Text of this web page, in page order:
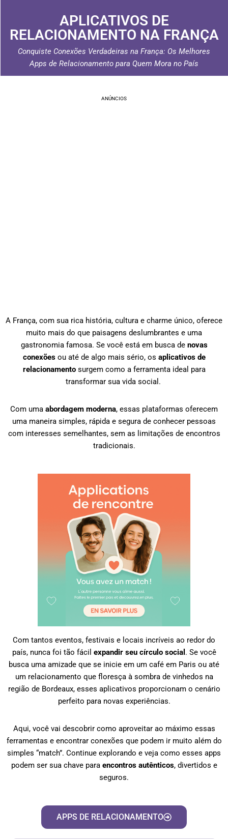
APLICATIVOS DE
RELACIONAMENTO NA FRANÇA
Conquiste Conexões Verdadeiras na França: Os Melhores
Apps de Relacionamento para Quem Mora no País
ANÚNCIOS
A França, com sua rica história, cultura e charme único, oferece
muito mais do que paisagens deslumbrantes e uma
gastronomia famosa. Se você está em busca de novas
conexõesou até de algo mais sério, os aplicativos de
relacionamentosurgem como a ferramenta ideal para
transformar sua vida social.
Com uma abordagem moderna, essas plataformas oferecem
uma maneira simples, rápida e segura de conhecer pessoas
com interesses semelhantes, sem as limitações de encontros
tradicionais.
Com tantos eventos, festivais e locais incríveis ao redor do
país, nunca foi tão fácil expandir seu círculo social . Se você
busca uma amizade que se inicie em um café em Paris ou até
um relacionamento que floresça à sombra de vinhedos na
região de Bordeaux, esses aplicativos proporcionam o cenário
perfeito para novas experiências.
Aqui, você vai descobrir como aproveitar ao máximo essas
ferramentas e encontrar conexões que podem ir muito além do
simples “match”. Continue explorando e veja como esses apps
podem ser sua chave para encontros autênticos, divertidos e
seguros.
APPS DE RELACIONAMENTO